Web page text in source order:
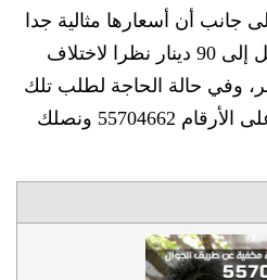
جانب أن أسعارها مثالية جدا
فهي تبدأ من 30 دينار وتصل إلى 90 دينار نظرا لاختلاف
وفي حالة الحاجة لطلب تلك
الكاميرات يمكن الاتصال على الأرقام 55704662 ونصلك